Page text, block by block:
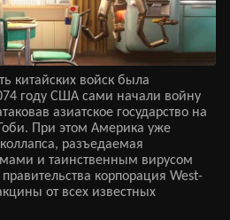
китайских войск была
году США сами начали войну
азиатское государство на
При этом Америка уже
разъедаемая
и таинственным вирусом
корпорация West-
от всех известных